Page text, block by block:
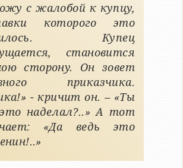
с жалобой к купцу,
которого это
Купец
становится
сторону. Он зовет
приказчика.
- кричит он. – «Ты
наделал?..» А тот
«Да ведь это